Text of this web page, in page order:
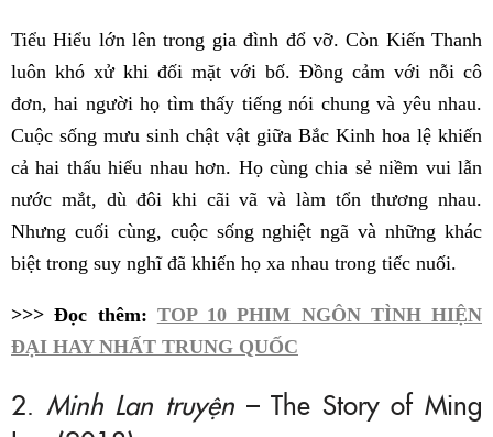
Tiểu Hiểu lớn lên trong gia đình đổ vỡ. Còn Kiến Thanh
luôn khó xử khi đối mặt với bố. Đồng cảm với nỗi cô
đơn, hai người họ tìm thấy tiếng nói chung và yêu nhau.
Cuộc sống mưu sinh chật vật giữa Bắc Kinh hoa lệ khiến
cả hai thấu hiểu nhau hơn. Họ cùng chia sẻ niềm vui lẫn
nước mắt, dù đôi khi cãi vã và làm tổn thương nhau.
Nhưng cuối cùng, cuộc sống nghiệt ngã và những khác
biệt trong suy nghĩ đã khiến họ xa nhau trong tiếc nuối.
>>> Đọc thêm: TOP 10 PHIM NGÔN TÌNH HIỆN
ĐẠI HAY NHẤT TRUNG QUỐC
2. Minh Lan truyện– The Story of Ming